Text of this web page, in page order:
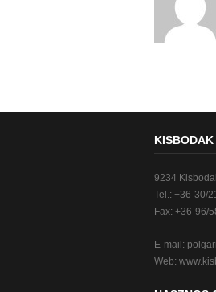
9234
Tel.: +36-30/
Fax: +36-96/
E-mail:
Web: